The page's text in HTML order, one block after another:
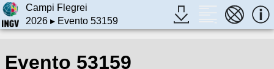
Campi Flegrei
2026▸ Evento 53159
Evento 53159